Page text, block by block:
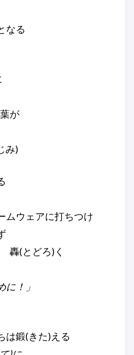
なる
が
み)
ムウェアに打ちつけ
轟(とどろ)く
に！」
は鍛(きた)える